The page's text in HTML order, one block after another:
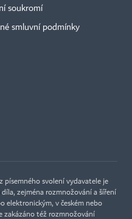
soukromí
smluvní podmínky
písemného svolení vydavatele je
zejména rozmnožování a šíření
elektronickým, v českém nebo
zakázáno též rozmnožování